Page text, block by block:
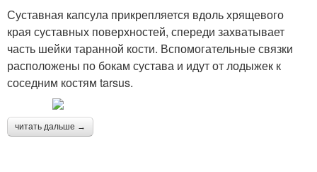
Суставная капсула прикрепляется вдоль хрящевого
края суставных поверхностей, спереди захватывает
часть шейки таранной кости. Вспомогательные связки
расположены по бокам сустава и идут от лодыжек к
соседним костям tarsus.
читать дальше →